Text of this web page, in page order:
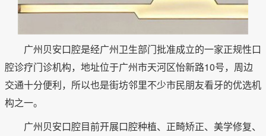
广州贝安口腔是经广州卫生部门批准成立的一家正规性口
腔诊疗门诊机构，地址位于广州市天河区怡新路10号，周边
交通十分便利，所以也是街坊邻里不少市民朋友看牙的优选机
构之一。
广州贝安口腔目前开展口腔种植、正畸矫正、美学修复、